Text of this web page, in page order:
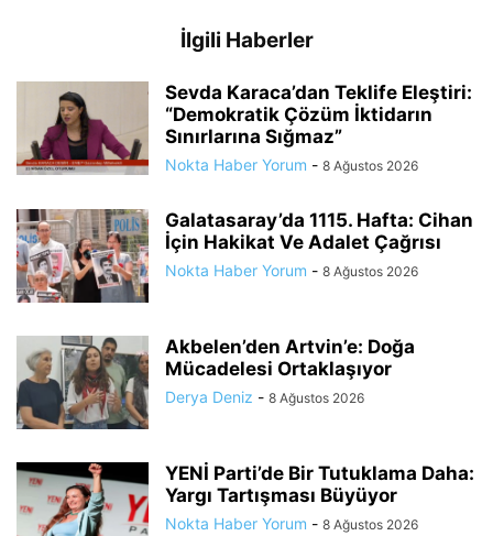
İlgili Haberler
Sevda Karaca’dan Teklife Eleştiri:
“Demokratik Çözüm İktidarın
Sınırlarına Sığmaz”
Nokta Haber Yorum - 8 Ağustos 2026
Galatasaray’da 1115. Hafta: Cihan
İçin Hakikat Ve Adalet Çağrısı
Nokta Haber Yorum - 8 Ağustos 2026
Akbelen’den Artvin’e: Doğa
Mücadelesi Ortaklaşıyor
Derya Deniz - 8 Ağustos 2026
YENİ Parti’de Bir Tutuklama Daha:
Yargı Tartışması Büyüyor
Nokta Haber Yorum - 8 Ağustos 2026